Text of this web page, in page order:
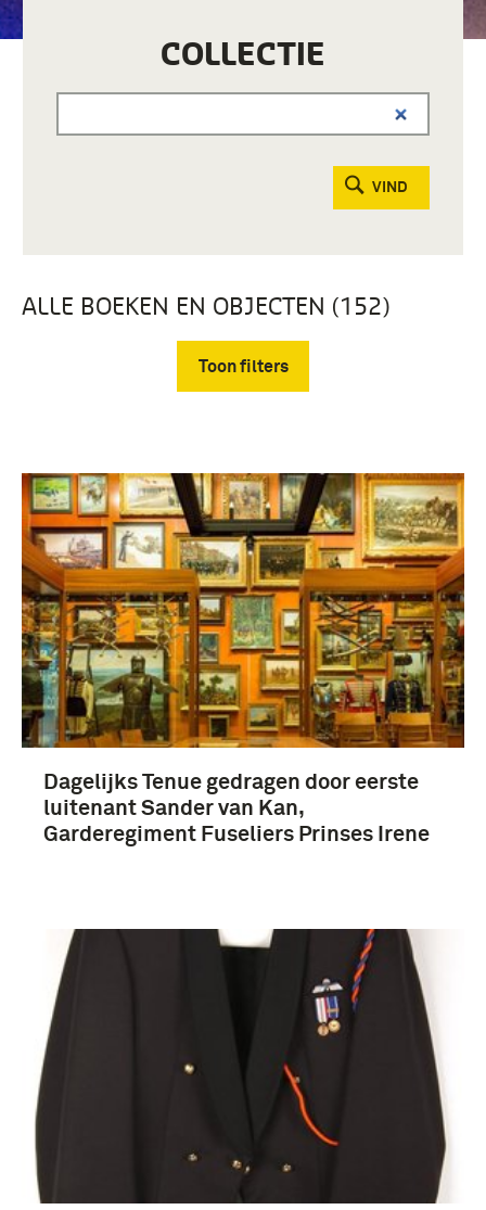
COLLECTIE
VIND
ALLE BOEKEN EN OBJECTEN (152)
Toon filters
uniformen (21)
hoofddeksels (7)
onderscheidingen (4)
Kan, A.A. van (Sander) (152)
Garderegiment Fuseliers Prinses Irene (24)
Dagelijks Tenue gedragen door eerste
luitenant Sander van Kan,
Garderegiment Fuseliers Prinses Irene